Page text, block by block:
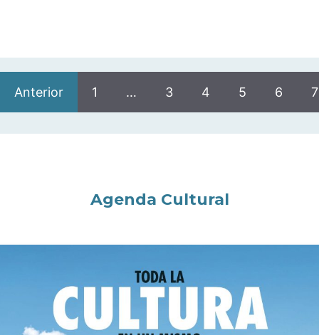
Anterior 1 … 3 4 5 6 7
Agenda Cultural